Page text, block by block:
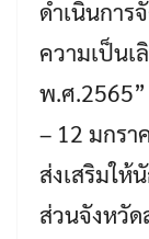
ดำเนินการ
ความเป็นเ
พ.ศ
– 12 มกรา
ส่งเสริมให้
ส่วนจังหวัด